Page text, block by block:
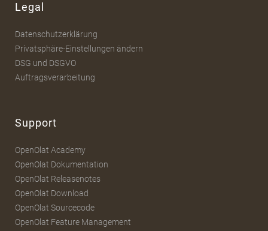
Legal
Datenschutzerklärung
Privatsphäre-Einstellungen ändern
DSG und DSGVO
Auftragsverarbeitung
Support
OpenOlat Academy
OpenOlat Dokumentation
OpenOlat Releasenotes
OpenOlat Download
OpenOlat Sourcecode
OpenOlat Feature Management